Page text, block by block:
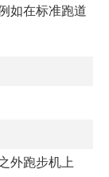
如在标准跑道
外跑步机上